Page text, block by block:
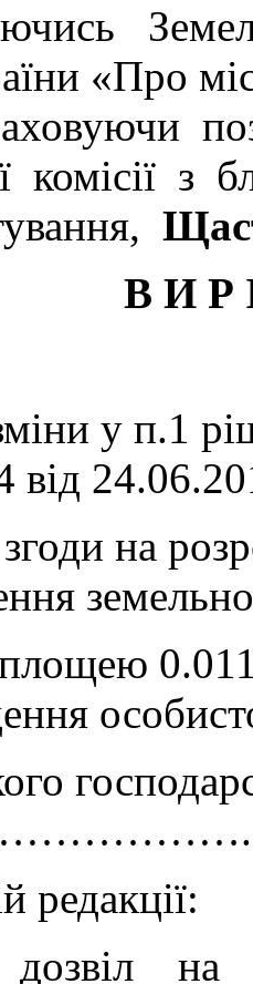
«Про
комісії з
В И Р
у п.1
від
на
на